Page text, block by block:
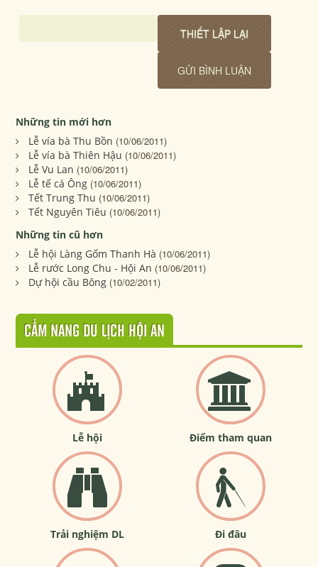
Những tin mới hơn
Lễ vía bà Thu Bồn (10/06/2011)
Lễ vía bà Thiên Hậu (10/06/2011)
Lễ Vu Lan (10/06/2011)
Lễ tế cá Ông (10/06/2011)
Tết Trung Thu (10/06/2011)
Tết Nguyên Tiêu (10/06/2011)
Những tin cũ hơn
Lễ hội Làng Gốm Thanh Hà (10/06/2011)
Lễ rước Long Chu - Hội An (10/06/2011)
Dự hội cầu Bông (10/02/2011)
CẨM NANG DU LỊCH HỘI AN
Lễ hội Điểm tham quan
Trải nghiệm DL Đi đâu